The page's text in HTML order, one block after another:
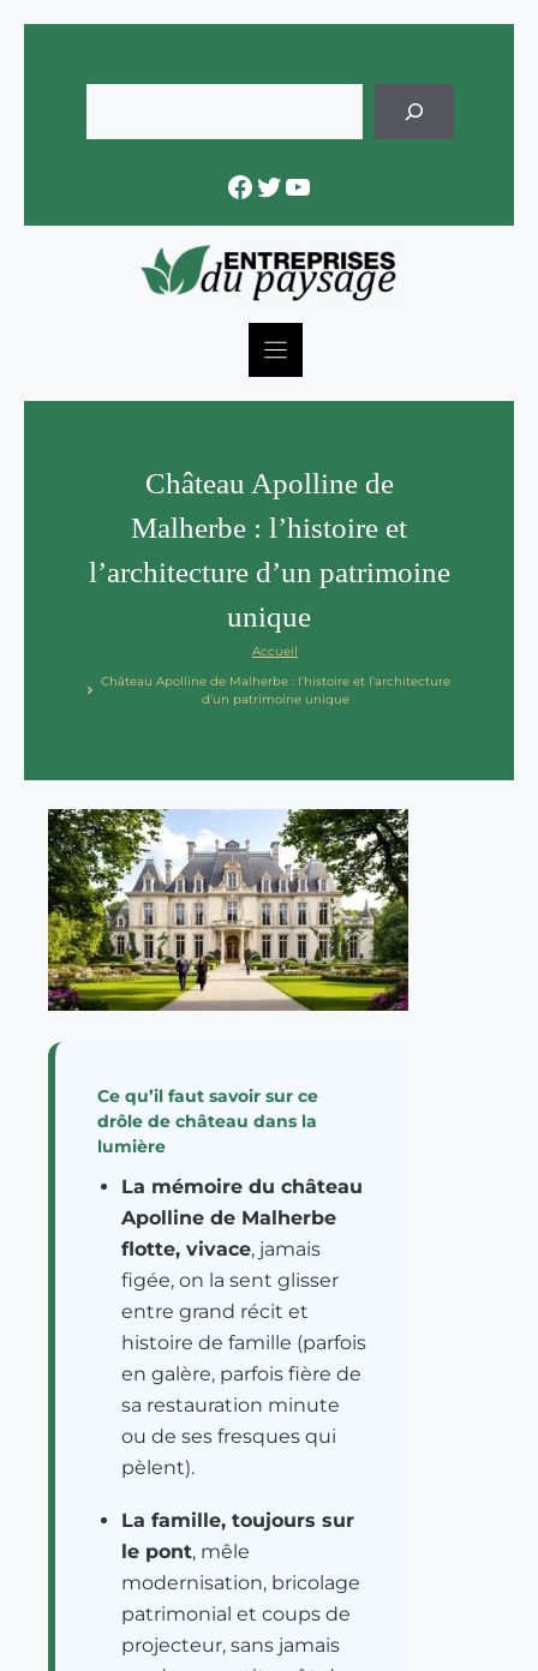
content
Facebook
Twitter
YouTube
Château Apolline de
Malherbe : l’histoire et
l’architecture d’un patrimoine
unique
Accueil
Château Apolline de Malherbe : l’histoire et l’architecture
d’un patrimoine unique
Ce qu’il faut savoir sur ce
drôle de château dans la
lumière
La mémoire du château
Apolline de Malherbe
flotte, vivace, jamais
figée, on la sent glisser
entre grand récit et
histoire de famille (parfois
en galère, parfois fière de
sa restauration minute
ou de ses fresques qui
pèlent).
La famille, toujours sur
le pont, mêle
modernisation, bricolage
patrimonial et coups de
projecteur, sans jamais